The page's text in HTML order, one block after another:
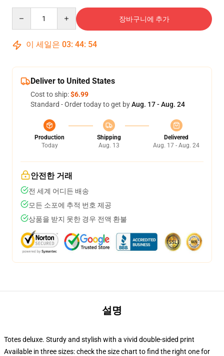
장바구니에 추가
이 세일은 03: 44: 54
Deliver to United States
Cost to ship:$6.99
Standard - Order today to get byAug. 17 - Aug. 24
Production
Today
Shipping
Aug. 13
Delivered
Aug. 17 - Aug. 24
안전한 거래
전 세계 어디든 배송
모든 소포에 추적 번호 제공
상품을 받지 못한 경우 전액 환불
설명
Totes deluxe. Sturdy and stylish with a vivid double-sided print
Available in three sizes: check the size chart to find the right one for